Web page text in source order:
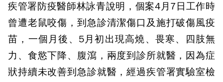
疾管署防疫醫師林詠青說明，個案4月7日工作時
曾遭老鼠咬傷，到急診清潔傷口及施打破傷風疫
苗，一個月後、5月初出現高燒、畏寒、四肢無
力、食慾下降、腹瀉，兩度到診所就醫，因為症
狀持續未改善到急診就醫，經過疾管署實驗室檢